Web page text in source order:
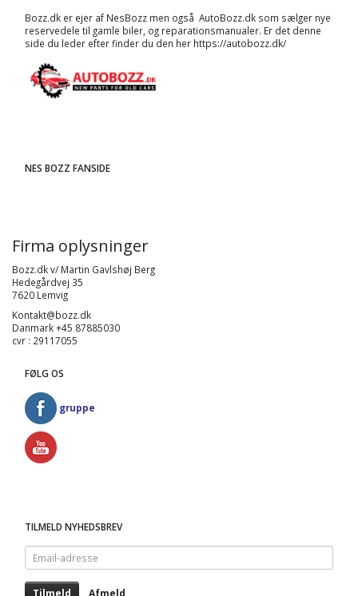
Bozz.dk er ejer af NesBozz men også AutoBozz.dk som sælger nye
reservedele til gamle biler, og reparationsmanualer. Er det denne
side du leder efter finder du den her https://autobozz.dk/
NES BOZZ FANSIDE
Firma oplysninger
Bozz.dk v/ Martin Gavlshøj Berg
Hedegårdvej 35
7620 Lemvig
Kontakt@bozz.dk
Danmark +45 87885030
cvr : 29117055
FØLG OS
gruppe
TILMELD NYHEDSBREV
Email-
adresse